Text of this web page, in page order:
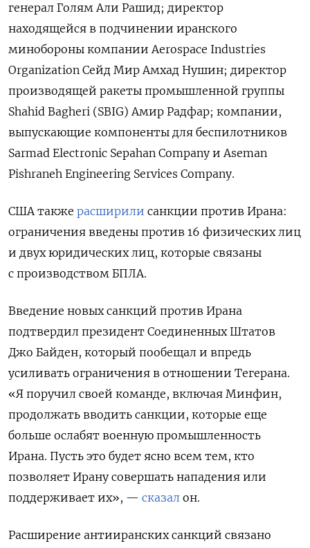
генерал Голям Али Рашид; директор
находящейся в подчинении иранского
минобороны компании Aerospace Industries
Organization Сейд Мир Амхад Нушин; директор
производящей ракеты промышленной группы
Shahid Bagheri (SBIG) Амир Радфар; компании,
выпускающие компоненты для беспилотников
Sarmad Electronic Sepahan Company и Aseman
Pishraneh Engineering Services Company.
США также расширили санкции против Ирана:
ограничения введены против 16 физических лиц
и двух юридических лиц, которые связаны
с производством БПЛА.
Введение новых санкций против Ирана
подтвердил президент Соединенных Штатов
Джо Байден, который пообещал и впредь
усиливать ограничения в отношении Тегерана.
«Я поручил своей команде, включая Минфин,
продолжать вводить санкции, которые еще
больше ослабят военную промышленность
Ирана. Пусть это будет ясно всем тем, кто
позволяет Ирану совершать нападения или
поддерживает их», — сказал он.
Расширение антииранских санкций связано